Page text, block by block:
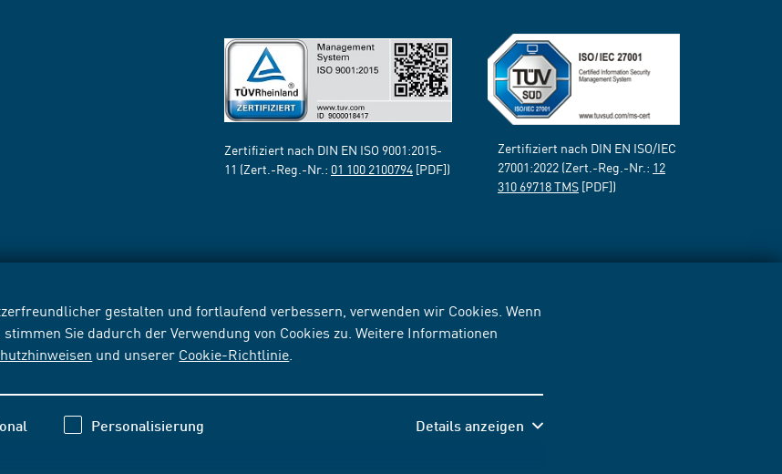
gestalten und fortlaufend verbessern, verwenden wir Cookies. Wenn
Sie dadurch der Verwendung von Cookies zu. Weitere Informationen
und unserer Cookie-Richtlinie
Personalisierung Details anzeigen
Zertifiziert nach DIN EN ISO 9001:2015-
11 (Zert.-Reg.-Nr.: 01 100 2100794 [PDF])
Zertifiziert nach DIN EN ISO/IEC
27001:2022 (Zert.-Reg.-Nr.: 12
310 69718 TMS [PDF])